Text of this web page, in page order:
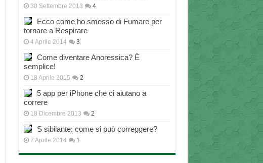
30 Settembre 2013 4
Ecco come ho smesso di Fumare per
tornare a Respirare
4 Aprile 2014 3
Come diventare Anoressica? È
semplice!
18 Aprile 2015 2
5 app per iPhone che ci aiutano a
correre
18 Dicembre 2013 2
S sibilante: come si può correggere?
7 Aprile 2014 1